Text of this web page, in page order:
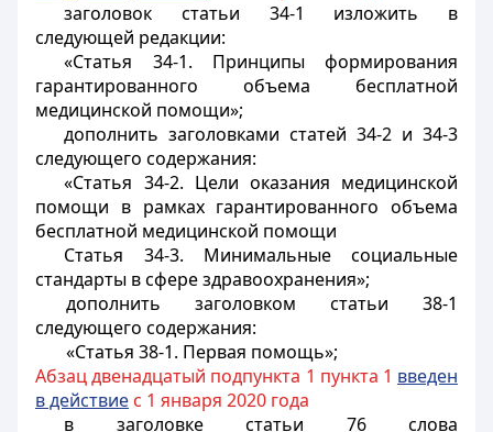
заголовок статьи 34-1 изложить в
следующей редакции:
«Статья 34-1. Принципы формирования
гарантированного объема бесплатной
медицинской помощи»;
дополнить заголовками статей 34-2 и 34-3
следующего содержания:
«Статья 34-2. Цели оказания медицинской
помощи в рамках гарантированного объема
бесплатной медицинской помощи
Статья 34-3. Минимальные социальные
стандарты в сфере здравоохранения»;
дополнить заголовком статьи 38-1
следующего содержания:
«Статья 38-1. Первая помощь»;
Абзац двенадцатый подпункта 1 пункта 1 введен
в действие с 1 января 2020 года
в заголовке статьи 76 слова